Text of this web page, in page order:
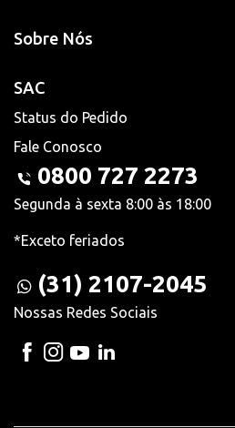
Sobre Nós
SAC
Status do Pedido
Fale Conosco
0800 727 2273
Segunda à sexta 8:00 às 18:00
*Exceto feriados
(31) 2107-2045
Nossas Redes Sociais